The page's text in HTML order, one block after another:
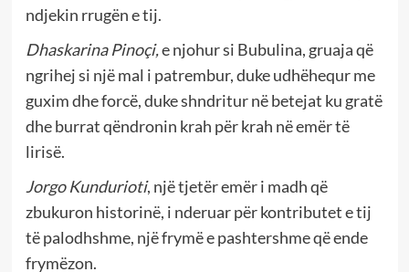
ndjekin rrugën e tij.
Dhaskarina Pinoçi,e njohur si Bubulina, gruaja që
ngrihej si një mal i patrembur, duke udhëhequr me
guxim dhe forcë, duke shndritur në betejat ku gratë
dhe burrat qëndronin krah për krah në emër të
lirisë.
Jorgo Kundurioti, një tjetër emër i madh që
zbukuron historinë, i nderuar për kontributet e tij
të palodhshme, një frymë e pashtershme që ende
frymëzon.